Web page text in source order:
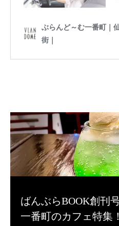
ばんぶらBOOK創刊
一番町のカフェ特集！